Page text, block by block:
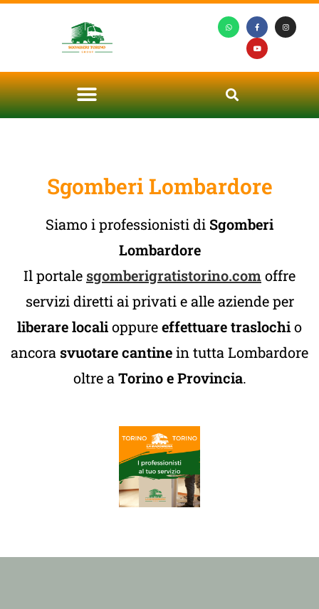
Sgomberi Lombardore
Siamo i professionisti di Sgomberi
Lombardore
Il portale sgomberigratistorino.comoffre
servizi diretti ai privati e alle aziende per
liberare localioppureeffettuare traslochio
ancora svuotare cantinein tutta Lombardore
oltre a Torino e Provincia.